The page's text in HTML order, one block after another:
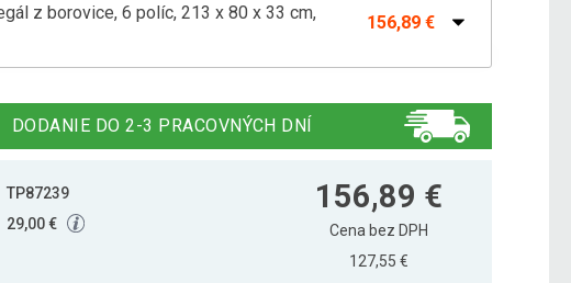
z borovice, 6 políc, 213 x 80 x 33 cm,
156,89 €
s 3 policami, 93 x 80 x 43 cm 90,29 €
DODANIE DO 2-3 PRACOVNÝCH DNÍ
TP87239
29,00 €
156,89 €
Cena bez DPH
127,55 €